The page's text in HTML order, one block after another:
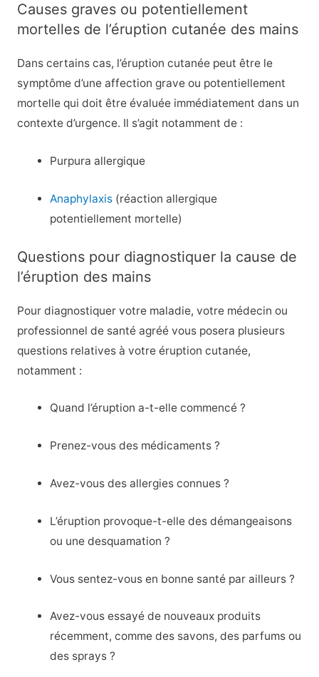
Causes graves ou potentiellement
mortelles de l’éruption cutanée des mains
Dans certains cas, l’éruption cutanée peut être le
symptôme d’une affection grave ou potentiellement
mortelle qui doit être évaluée immédiatement dans un
contexte d’urgence. Il s’agit notamment de :
Purpura allergique
Anaphylaxis (réaction allergique
potentiellement mortelle)
Questions pour diagnostiquer la cause de
l’éruption des mains
Pour diagnostiquer votre maladie, votre médecin ou
professionnel de santé agréé vous posera plusieurs
questions relatives à votre éruption cutanée,
notamment :
Quand l’éruption a-t-elle commencé ?
Prenez-vous des médicaments ?
Avez-vous des allergies connues ?
L’éruption provoque-t-elle des démangeaisons
ou une desquamation ?
Vous sentez-vous en bonne santé par ailleurs ?
Avez-vous essayé de nouveaux produits
récemment, comme des savons, des parfums ou
des sprays ?